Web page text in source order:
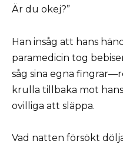
Är du okej?”
Han insåg att hans
paramedicin tog
såg sina egna
krulla tillbaka mot
ovilliga att släppa.
Vad natten försökt